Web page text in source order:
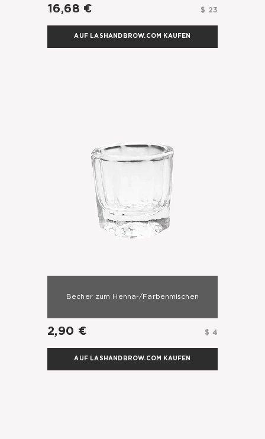
16,68 € $ 23
AUF LASHANDBROW.COM KAUFEN
Becher zum Henna-/Farbenmischen
2,90 € $ 4
AUF LASHANDBROW.COM KAUFEN